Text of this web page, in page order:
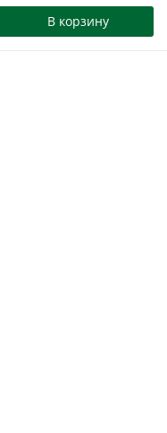
В корзину